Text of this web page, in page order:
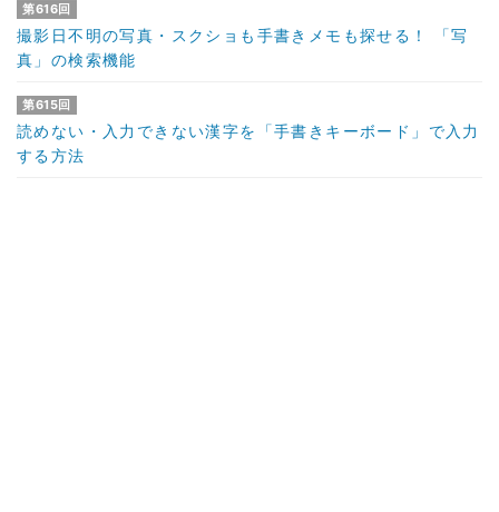
第616回
撮影日不明の写真・スクショも手書きメモも探せる！ 「写
真」の検索機能
第615回
読めない・入力できない漢字を「手書きキーボード」で入力
する方法